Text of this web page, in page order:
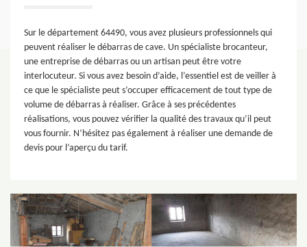
Sur le département 64490, vous avez plusieurs professionnels qui
peuvent réaliser le débarras de cave. Un spécialiste brocanteur,
une entreprise de débarras ou un artisan peut être votre
interlocuteur. Si vous avez besoin d’aide, l’essentiel est de veiller à
ce que le spécialiste peut s’occuper efficacement de tout type de
volume de débarras à réaliser. Grâce à ses précédentes
réalisations, vous pouvez vérifier la qualité des travaux qu’il peut
vous fournir. N’hésitez pas également à réaliser une demande de
devis pour l’aperçu du tarif.